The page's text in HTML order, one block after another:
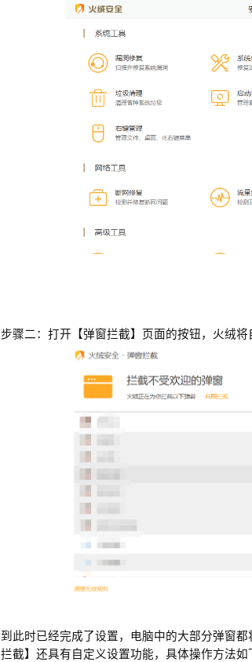
步骤二：打开【弹窗拦截】页面的按钮，火绒将
到此时已经完成了设置，电脑中的大部分弹窗
拦截】还具有自定义设置功能，具体操作方法如